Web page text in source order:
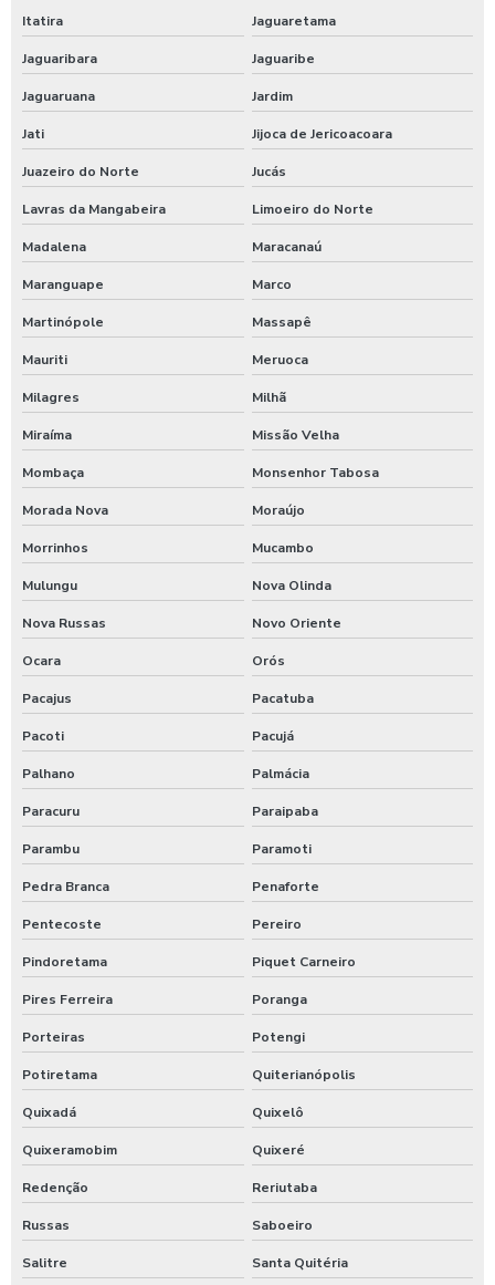
Empresas de terraplanagem em minas gerais
Serviço de terraplenagem em minas gerais
Serviços de terraplanagem em natal
Empresa de escavação em pernambuco
Empresa de escavação no ceará
Empresa de terraplanagem em pernambuco
Empresa de terraplanagem no nordeste
Empresa terraplanagem em alagoas
Empresa terraplanagem em sergipe
Preço de terraplanagem no ceará
Terraplanagem em pernambuco
Terraplanagem no piauí
Terraplanagem para projetos de grande escala
Itatira Jaguaretama
Jaguaribara Jaguaribe
Jaguaruana Jardim
Jati Jijoca de Jericoacoara
Juazeiro do Norte Jucás
Lavras da Mangabeira Limoeiro do Norte
Madalena Maracanaú
Maranguape Marco
Martinópole Massapê
Mauriti Meruoca
Milagres Milhã
Miraíma Missão Velha
Mombaça Monsenhor Tabosa
Morada Nova Moraújo
Morrinhos Mucambo
Mulungu Nova Olinda
Nova Russas Novo Oriente
Ocara Orós
Pacajus Pacatuba
Pacoti Pacujá
Palhano Palmácia
Paracuru Paraipaba
Parambu Paramoti
Pedra Branca Penaforte
Pentecoste Pereiro
Pindoretama Piquet Carneiro
Pires Ferreira Poranga
Porteiras Potengi
Potiretama Quiterianópolis
Quixadá Quixelô
Quixeramobim Quixeré
Redenção Reriutaba
Russas Saboeiro
Salitre Santa Quitéria